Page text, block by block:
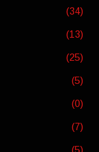
(34)
(13)
(25)
(5)
(0)
(7)
(5)